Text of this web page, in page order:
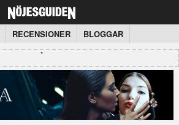
RECENSIONER BLOGGAR